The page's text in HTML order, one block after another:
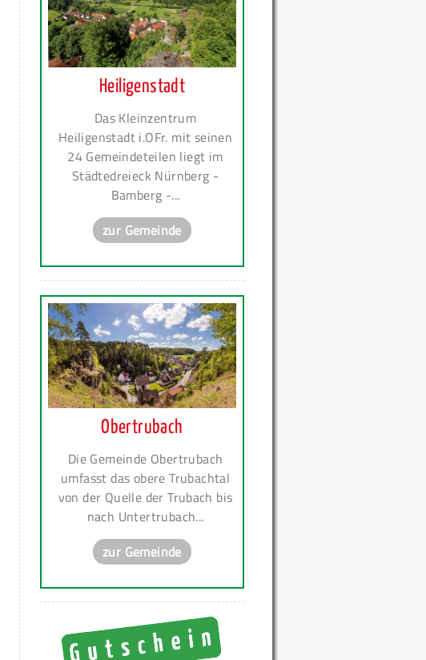
Heiligenstadt
Das Kleinzentrum
Heiligenstadt i.OFr. mit seinen
24 Gemeindeteilen liegt im
Städtedreieck Nürnberg -
Bamberg -...
zur Gemeinde
Obertrubach
Die Gemeinde Obertrubach
umfasst das obere Trubachtal
von der Quelle der Trubach bis
nach Untertrubach...
zur Gemeinde